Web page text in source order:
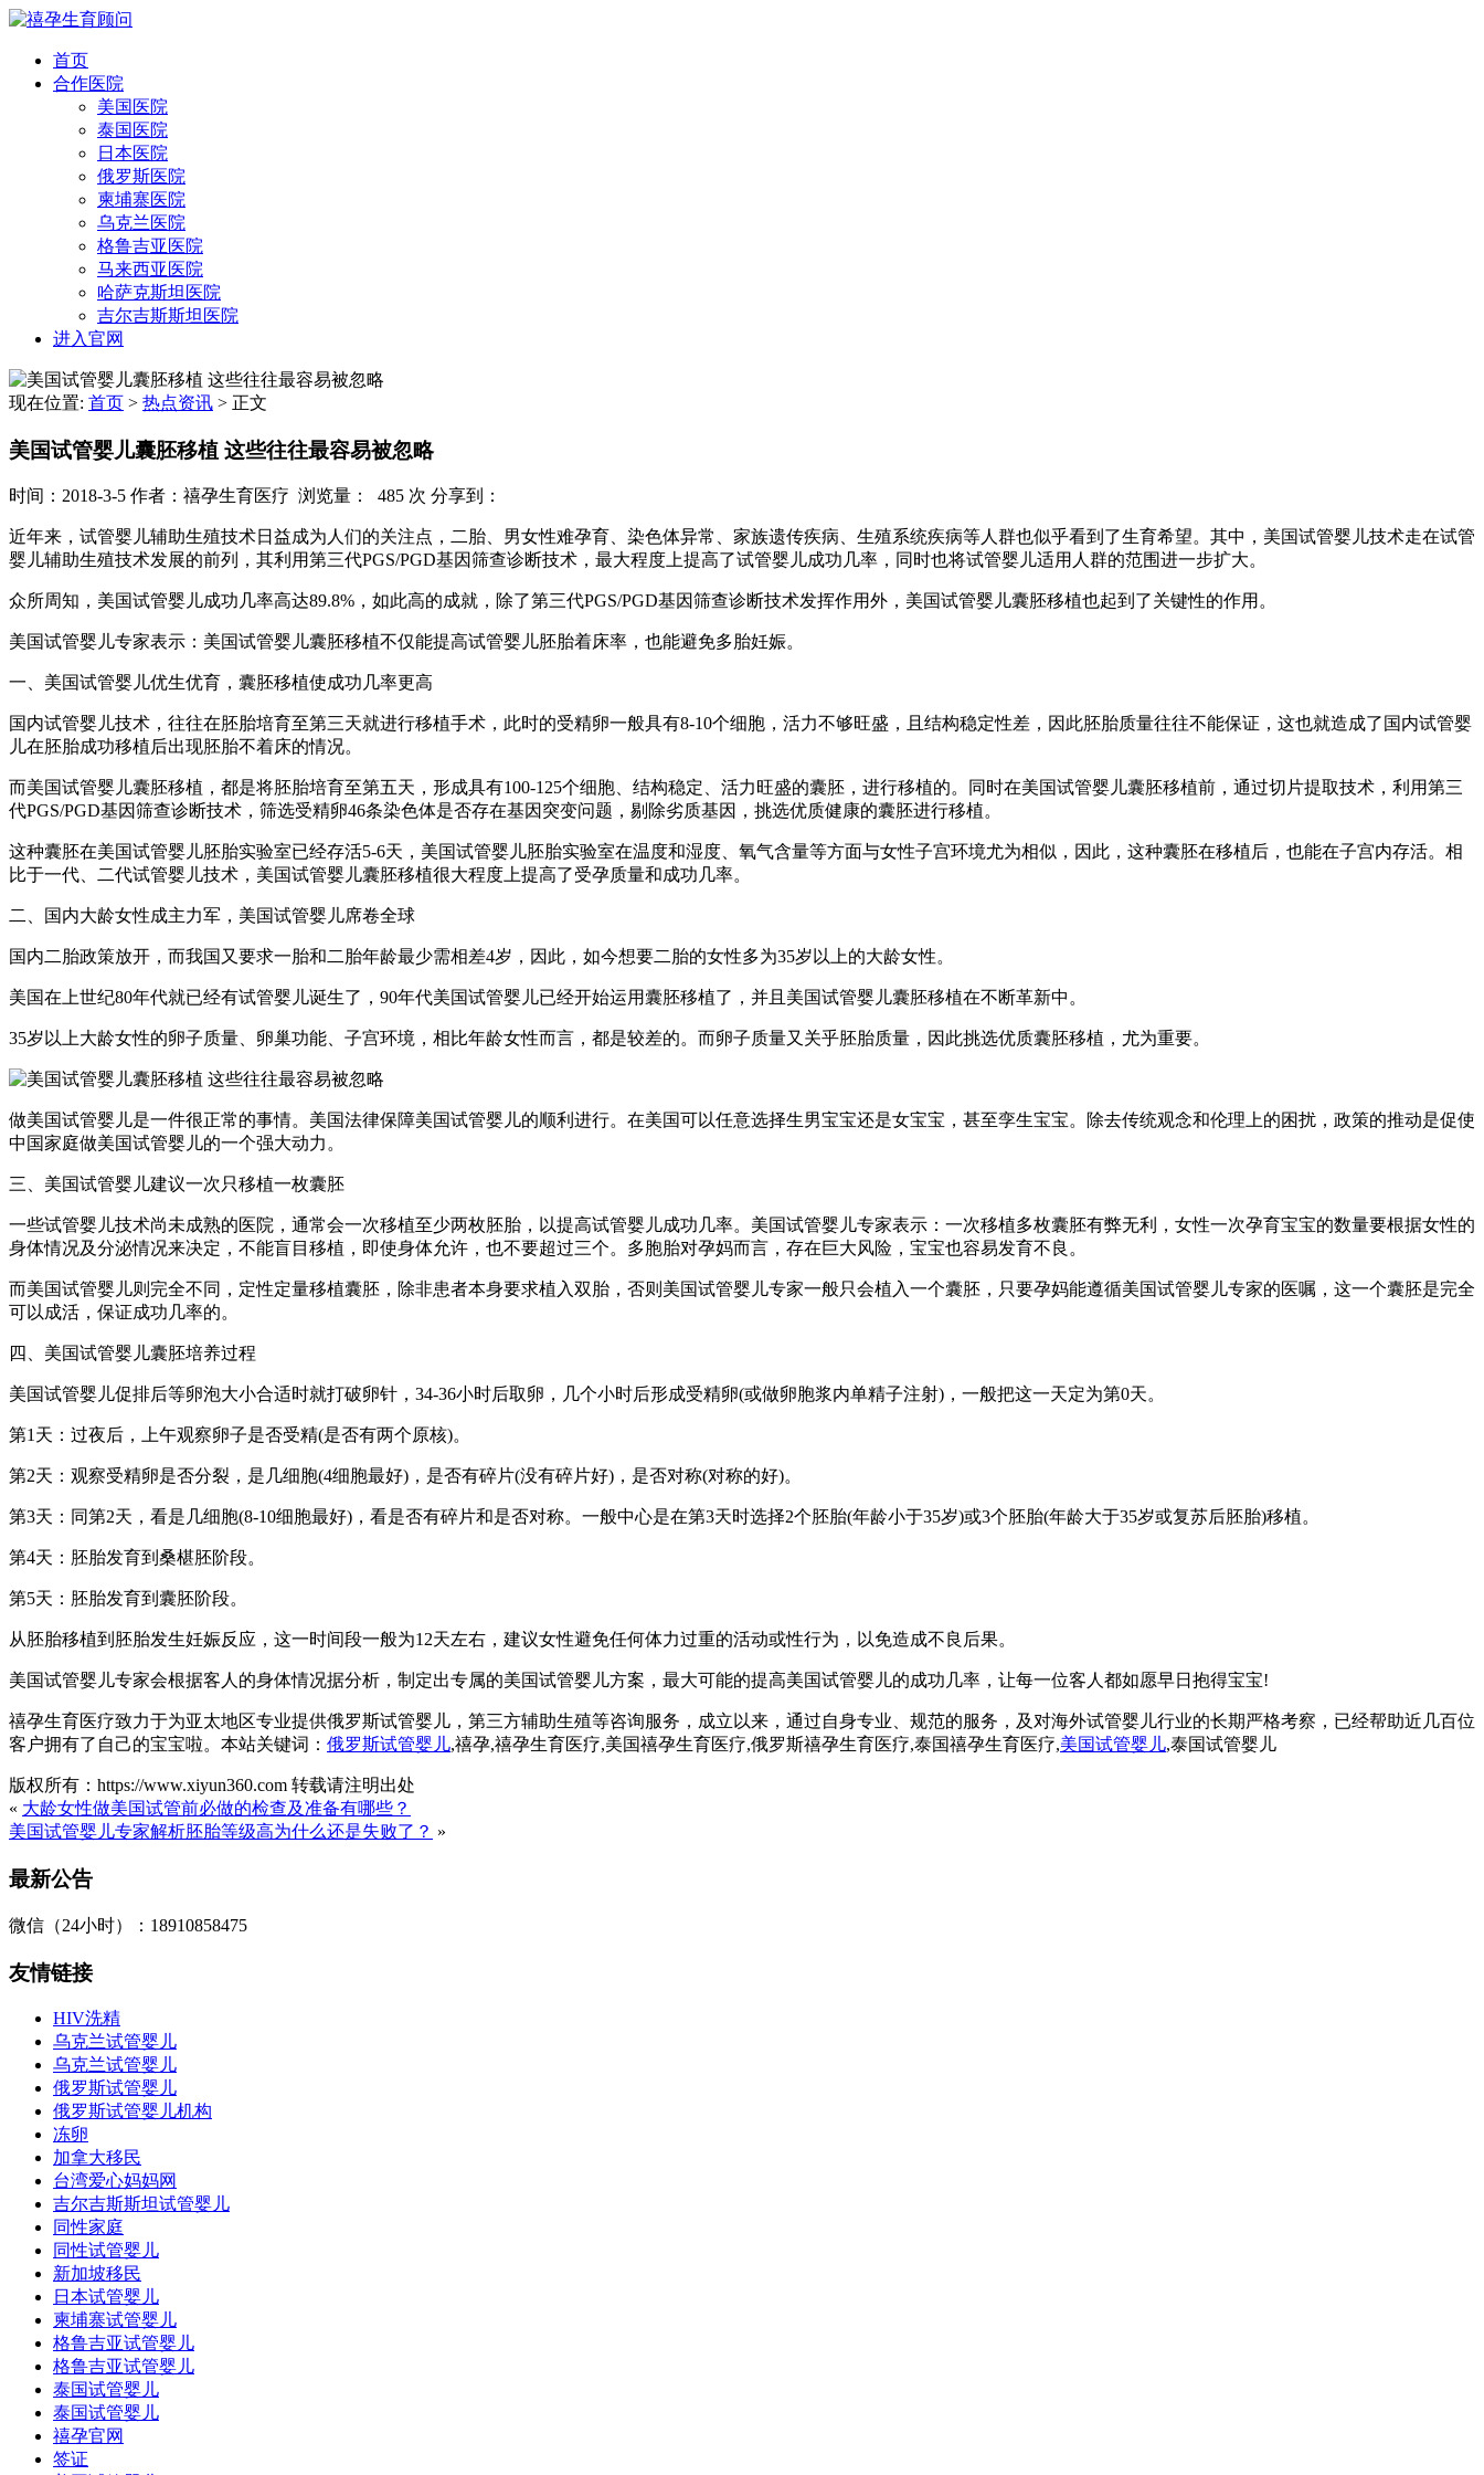
首页
合作医院
美国医院
泰国医院
日本医院
俄罗斯医院
柬埔寨医院
乌克兰医院
格鲁吉亚医院
马来西亚医院
哈萨克斯坦医院
吉尔吉斯斯坦医院
进入官网
现在位置: 首页 > 热点资讯 > 正文
美国试管婴儿囊胚移植 这些往往最容易被忽略
时间：2018-3-5 作者：禧孕生育医疗 浏览量： 485 次 分享到：
近年来，试管婴儿辅助生殖技术日益成为人们的关注点，二胎、男女性难孕育、染色体异常、家族遗传疾病、生殖系统疾病等人群也似乎看到了生育希望。其中，美国试管婴儿技术走在试管
婴儿辅助生殖技术发展的前列，其利用第三代PGS/PGD基因筛查诊断技术，最大程度上提高了试管婴儿成功几率，同时也将试管婴儿适用人群的范围进一步扩大。
众所周知，美国试管婴儿成功几率高达89.8%，如此高的成就，除了第三代PGS/PGD基因筛查诊断技术发挥作用外，美国试管婴儿囊胚移植也起到了关键性的作用。
美国试管婴儿专家表示：美国试管婴儿囊胚移植不仅能提高试管婴儿胚胎着床率，也能避免多胎妊娠。
一、美国试管婴儿优生优育，囊胚移植使成功几率更高
国内试管婴儿技术，往往在胚胎培育至第三天就进行移植手术，此时的受精卵一般具有8-10个细胞，活力不够旺盛，且结构稳定性差，因此胚胎质量往往不能保证，这也就造成了国内试管婴
儿在胚胎成功移植后出现胚胎不着床的情况。
而美国试管婴儿囊胚移植，都是将胚胎培育至第五天，形成具有100-125个细胞、结构稳定、活力旺盛的囊胚，进行移植的。同时在美国试管婴儿囊胚移植前，通过切片提取技术，利用第三
代PGS/PGD基因筛查诊断技术，筛选受精卵46条染色体是否存在基因突变问题，剔除劣质基因，挑选优质健康的囊胚进行移植。
这种囊胚在美国试管婴儿胚胎实验室已经存活5-6天，美国试管婴儿胚胎实验室在温度和湿度、氧气含量等方面与女性子宫环境尤为相似，因此，这种囊胚在移植后，也能在子宫内存活。相
比于一代、二代试管婴儿技术，美国试管婴儿囊胚移植很大程度上提高了受孕质量和成功几率。
二、国内大龄女性成主力军，美国试管婴儿席卷全球
国内二胎政策放开，而我国又要求一胎和二胎年龄最少需相差4岁，因此，如今想要二胎的女性多为35岁以上的大龄女性。
美国在上世纪80年代就已经有试管婴儿诞生了，90年代美国试管婴儿已经开始运用囊胚移植了，并且美国试管婴儿囊胚移植在不断革新中。
35岁以上大龄女性的卵子质量、卵巢功能、子宫环境，相比年龄女性而言，都是较差的。而卵子质量又关乎胚胎质量，因此挑选优质囊胚移植，尤为重要。
做美国试管婴儿是一件很正常的事情。美国法律保障美国试管婴儿的顺利进行。在美国可以任意选择生男宝宝还是女宝宝，甚至孪生宝宝。除去传统观念和伦理上的困扰，政策的推动是促使
中国家庭做美国试管婴儿的一个强大动力。
三、美国试管婴儿建议一次只移植一枚囊胚
一些试管婴儿技术尚未成熟的医院，通常会一次移植至少两枚胚胎，以提高试管婴儿成功几率。美国试管婴儿专家表示：一次移植多枚囊胚有弊无利，女性一次孕育宝宝的数量要根据女性的
身体情况及分泌情况来决定，不能盲目移植，即使身体允许，也不要超过三个。多胞胎对孕妈而言，存在巨大风险，宝宝也容易发育不良。
而美国试管婴儿则完全不同，定性定量移植囊胚，除非患者本身要求植入双胎，否则美国试管婴儿专家一般只会植入一个囊胚，只要孕妈能遵循美国试管婴儿专家的医嘱，这一个囊胚是完全
可以成活，保证成功几率的。
四、美国试管婴儿囊胚培养过程
美国试管婴儿促排后等卵泡大小合适时就打破卵针，34-36小时后取卵，几个小时后形成受精卵(或做卵胞浆内单精子注射)，一般把这一天定为第0天。
第1天：过夜后，上午观察卵子是否受精(是否有两个原核)。
第2天：观察受精卵是否分裂，是几细胞(4细胞最好)，是否有碎片(没有碎片好)，是否对称(对称的好)。
第3天：同第2天，看是几细胞(8-10细胞最好)，看是否有碎片和是否对称。一般中心是在第3天时选择2个胚胎(年龄小于35岁)或3个胚胎(年龄大于35岁或复苏后胚胎)移植。
第4天：胚胎发育到桑椹胚阶段。
第5天：胚胎发育到囊胚阶段。
从胚胎移植到胚胎发生妊娠反应，这一时间段一般为12天左右，建议女性避免任何体力过重的活动或性行为，以免造成不良后果。
美国试管婴儿专家会根据客人的身体情况据分析，制定出专属的美国试管婴儿方案，最大可能的提高美国试管婴儿的成功几率，让每一位客人都如愿早日抱得宝宝!
禧孕生育医疗致力于为亚太地区专业提供俄罗斯试管婴儿，第三方辅助生殖等咨询服务，成立以来，通过自身专业、规范的服务，及对海外试管婴儿行业的长期严格考察，已经帮助近几百位
客户拥有了自己的宝宝啦。本站关键词： 俄罗斯试管婴儿,禧孕,禧孕生育医疗,美国禧孕生育医疗,俄罗斯禧孕生育医疗,泰国禧孕生育医疗,美国试管婴儿,泰国试管婴儿
版权所有：https://www.xiyun360.com 转载请注明出处
« 大龄女性做美国试管前必做的检查及准备有哪些？
美国试管婴儿专家解析胚胎等级高为什么还是失败了？ »
最新公告
微信（24小时）：18910858475
友情链接
HIV洗精
乌克兰试管婴儿
乌克兰试管婴儿
俄罗斯试管婴儿
俄罗斯试管婴儿机构
冻卵
加拿大移民
台湾爱心妈妈网
吉尔吉斯斯坦试管婴儿
同性家庭
同性试管婴儿
新加坡移民
日本试管婴儿
柬埔寨试管婴儿
格鲁吉亚试管婴儿
格鲁吉亚试管婴儿
泰国试管婴儿
泰国试管婴儿
禧孕官网
签证